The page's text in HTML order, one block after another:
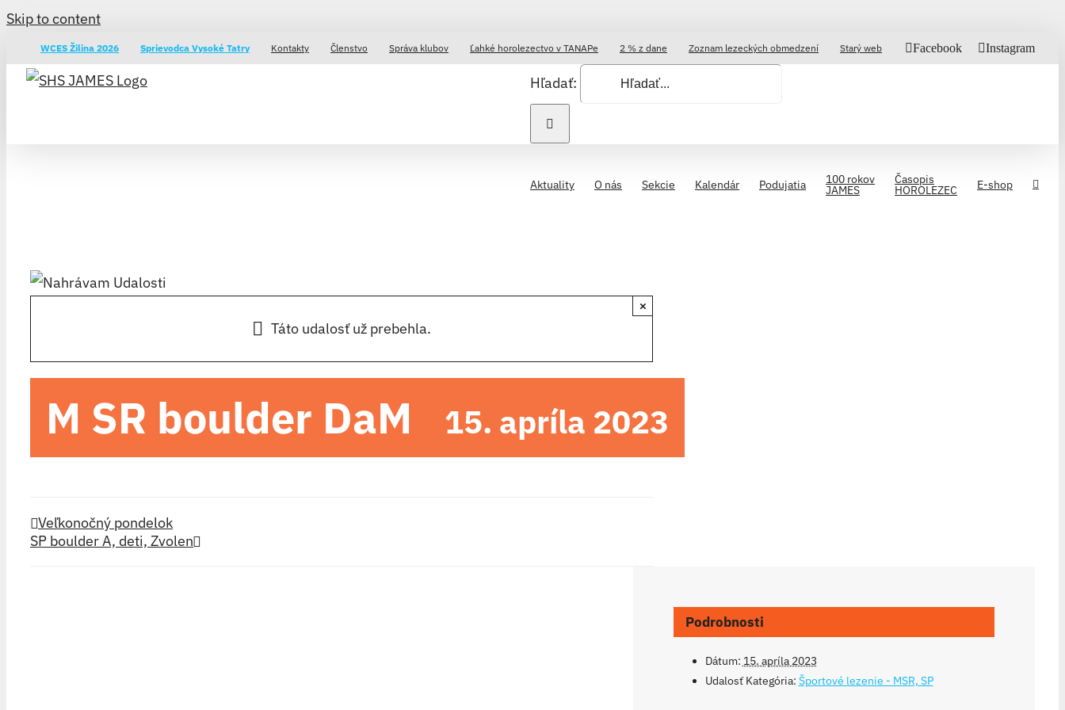
Skip to content
WCES Žilina 2026 Sprievodca Vysoké Tatry Kontakty Členstvo Správa klubov Ľahké horolezectvo v TANAPe 2 % z dane Zoznam lezeckých obmedzení Starý web Facebook Instagram
Hľadať:
Aktuality O nás Sekcie Kalendár Podujatia 100 rokov
JAMES
Časopis
HOROLEZEC E-shop
Táto udalosť už prebehla.
×
M SR boulder DaM 15. apríla 2023
Veľkonočný pondelok
SP boulder A, deti, Zvolen
Podrobnosti
Dátum: 15. apríla 2023
Udalosť Kategória: Športové lezenie - MSR, SP